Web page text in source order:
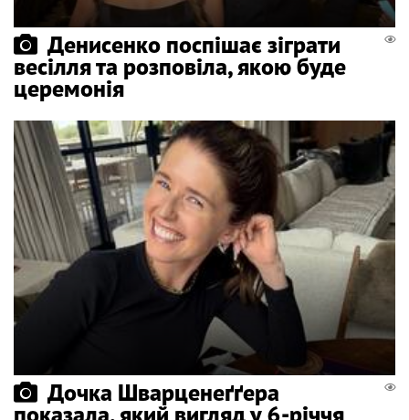
Денисенко поспішає зіграти
весілля та розповіла, якою буде
церемонія
Дочка Шварценеґґера